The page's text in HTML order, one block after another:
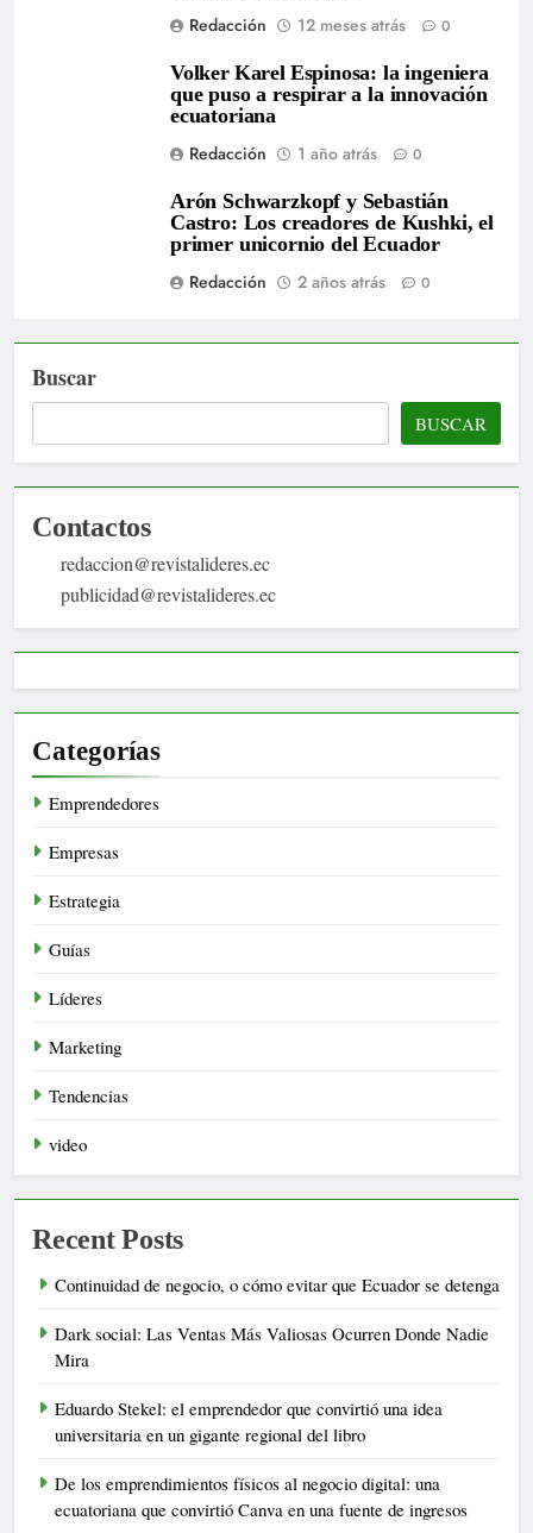
Redacción
12 meses atrás 0
Volker Karel Espinosa: la ingeniera
que puso a respirar a la innovación
ecuatoriana
Redacción
1 año atrás 0
Arón Schwarzkopf y Sebastián
Castro: Los creadores de Kushki, el
primer unicornio del Ecuador
Redacción
2 años atrás 0
Buscar
BUSCAR
Contactos
redaccion@revistalideres.ec
publicidad@revistalideres.ec
Categorías
Emprendedores
Empresas
Estrategia
Guías
Líderes
Marketing
Tendencias
video
Recent Posts
Continuidad de negocio, o cómo evitar que Ecuador se detenga
Dark social: Las Ventas Más Valiosas Ocurren Donde Nadie
Mira
Eduardo Stekel: el emprendedor que convirtió una idea
universitaria en un gigante regional del libro
De los emprendimientos físicos al negocio digital: una
ecuatoriana que convirtió Canva en una fuente de ingresos